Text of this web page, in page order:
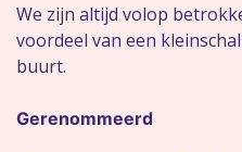
We zijn altijd volop
voordeel van een
buurt.
Gerenommeerd